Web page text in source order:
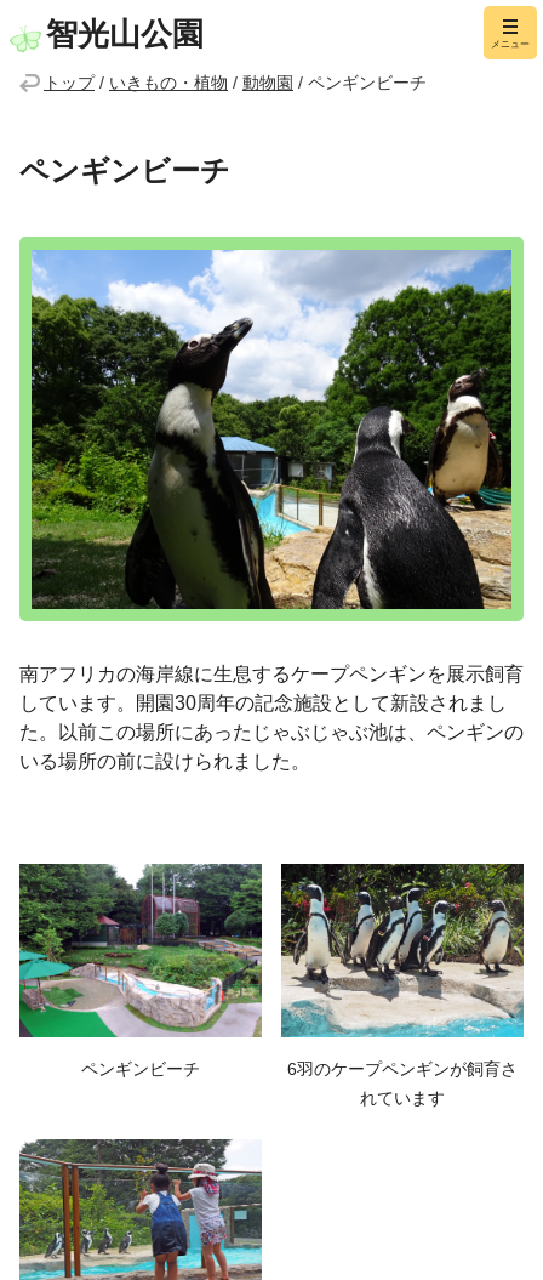
智光山公園 メニュー
トップ/ いきもの・植物 / 動物園 / ペンギンビーチ
ペンギンビーチ
南アフリカの海岸線に生息するケープペンギンを展示飼育
しています。開園30周年の記念施設として新設されまし
た。以前この場所にあったじゃぶじゃぶ池は、ペンギンの
いる場所の前に設けられました。
ペンギンビーチ
6羽のケープペンギンが飼育さ
れています